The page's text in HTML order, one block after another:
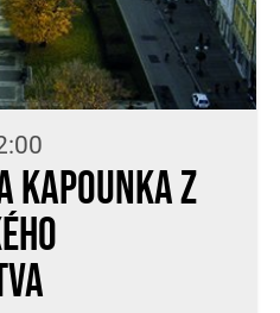
Kapounka z